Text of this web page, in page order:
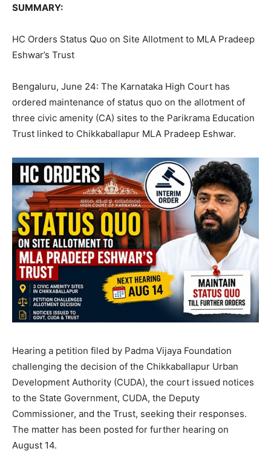
SUMMARY:
HC Orders Status Quo on Site Allotment to MLA Pradeep
Eshwar’s Trust
Bengaluru, June 24: The Karnataka High Court has
ordered maintenance of status quo on the allotment of
three civic amenity (CA) sites to the Parikrama Education
Trust linked to Chikkaballapur MLA Pradeep Eshwar.
Hearing a petition filed by Padma Vijaya Foundation
challenging the decision of the Chikkaballapur Urban
Development Authority (CUDA), the court issued notices
to the State Government, CUDA, the Deputy
Commissioner, and the Trust, seeking their responses.
The matter has been posted for further hearing on
August 14.